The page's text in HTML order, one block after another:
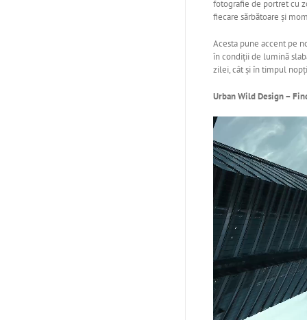
fotografie de portret cu
fiecare sărbătoare și
Acesta pune accent pe
în condiții de lumină
zilei, cât și în timpul
Urban Wild Design –
Player